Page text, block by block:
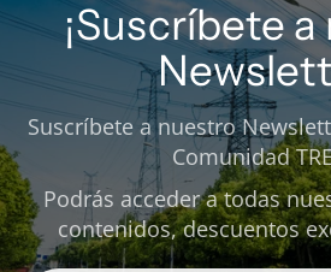
¡Suscríbete
Suscríbete a nuestro
Comunidad
Podrás acceder a todas
contenidos, descuentos